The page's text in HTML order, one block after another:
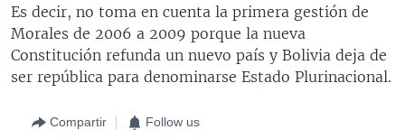
Es decir, no toma en cuenta la primera gestión de
Morales de 2006 a 2009 porque la nueva
Constitución refunda un nuevo país y Bolivia deja de
ser república para denominarse Estado Plurinacional.
Compartir Follow us